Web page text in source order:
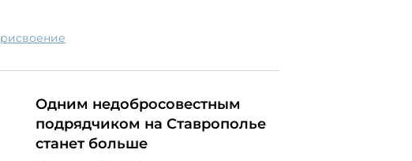
присвоение
Одним недобросовестным
подрядчиком на Ставрополье
станет больше